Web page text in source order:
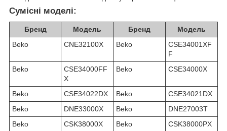
Сумісні моделі:
Бренд Модель Бренд
Модель
Beko
CNE32100X Beko
CSE34001XF
F
Beko
CSE34000FF
X
Beko CSE34000X
Beko CSE34022DX Beko
CSE34021DX
Beko
DNE33000X Beko
DNE27003T
Beko
CSK38000X Beko
CSK38000PX